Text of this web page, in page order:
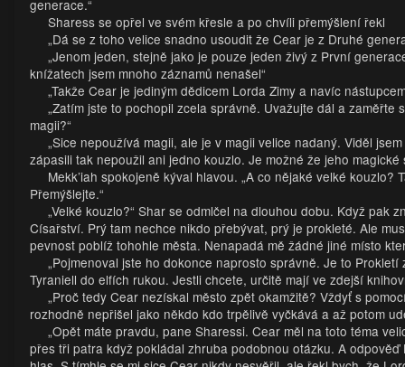
generace.“
Sharess se opřel ve svém křesle a po chvíli přemýšlení řekl
„Dá se z toho velice snadno usoudit že Cear je z Druhé
„Jenom jeden, stejně jako je pouze jeden živý z První
knížatech jsem mnoho záznamů nenašel“
„Takže Cear je jediným dědicem Lorda Zimy a navíc
„Zatím jste to pochopil zcela správně. Uvažujte dál a
magii?“
„Sice nepoužívá magii, ale je v magii velice nadaný. Viděl
zápasili tak nepoužil ani jedno kouzlo. Je možné že jeho
Mekk’iah spokojeně kýval hlavou. „A co nějaké velké
Přemýšlejte.“
„Velké kouzlo?“ Shar se odmlčel na dlouhou dobu. Když pak
Císařství. Prý tam nechce nikdo přebývat, prý je prokleté. Ale
pevnost poblíž tohohle města. Nenapadá mě žádné jiné místo
„Pojmenoval jste ho dokonce naprosto správně. Je to
Tyraniell do elfích rukou. Jestli chcete, určitě mají ve zdejší
„Proč tedy Cear nezískal město zpět okamžitě? Vždyť s
rozhodně nepřišel jako někdo kdo trpělivě vyčkává a až potom
„Opět máte pravdu, pane Sharessi. Cear měl na toto téma
přes tři patra když pokládal zhruba podobnou otázku. A